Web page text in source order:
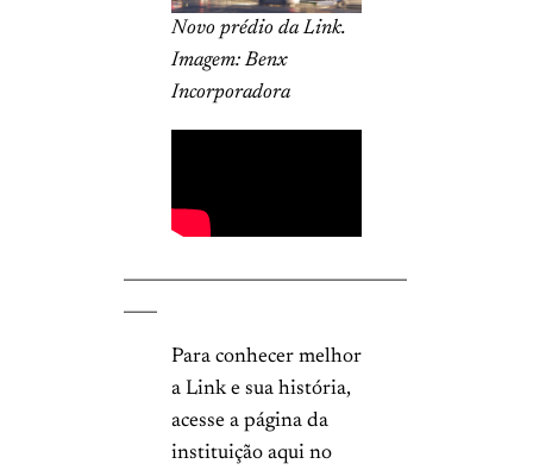
Novo prédio da Link.
Imagem: Benx
Incorporadora
Para conhecer melhor
a Link e sua história,
acesse a página da
instituição aqui no